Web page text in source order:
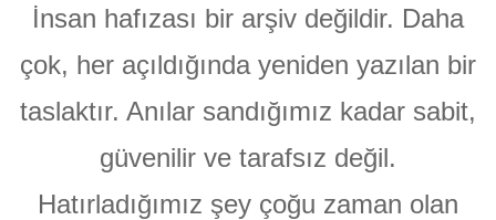
Anılar
Neden
Yanıltır?
için
İnsan hafızası bir arşiv değildir. Daha
çok, her açıldığında yeniden yazılan bir
taslaktır. Anılar sandığımız kadar sabit,
güvenilir ve tarafsız değil.
Hatırladığımız şey çoğu zaman olan